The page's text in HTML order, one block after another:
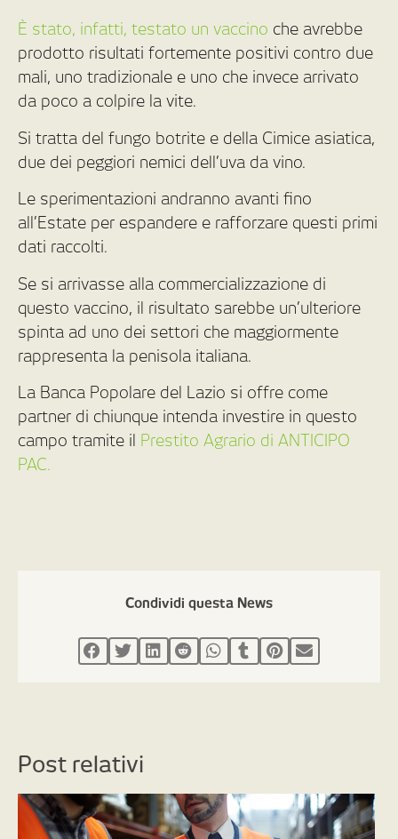
È stato, infatti, testato un vaccino che avrebbe
prodotto risultati fortemente positivi contro due
mali, uno tradizionale e uno che invece arrivato
da poco a colpire la vite.
Si tratta del fungo botrite e della Cimice asiatica,
due dei peggiori nemici dell’uva da vino.
Le sperimentazioni andranno avanti fino
all’Estate per espandere e rafforzare questi primi
dati raccolti.
Se si arrivasse alla commercializzazione di
questo vaccino, il risultato sarebbe un’ulteriore
spinta ad uno dei settori che maggiormente
rappresenta la penisola italiana.
La Banca Popolare del Lazio si offre come
partner di chiunque intenda investire in questo
campo tramite il Prestito Agrario di ANTICIPO
PAC.
Condividi questa News
Post relativi